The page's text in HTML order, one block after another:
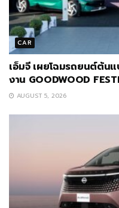
CAR
เอ็มจี เผยโฉมรถยนต์ต้น
งาน GOODWOOD
AUGUST 5, 2026